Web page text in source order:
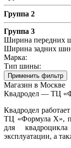
Группа 2
Группа 3
Ширина передних
Ширина задних
Марка:
Тип шины:
Применить фильтр
Магазин в Москве
Квадродел — ТЦ
Квадродел
ТЦ «Формула Х»,
для
эксплуатации, а